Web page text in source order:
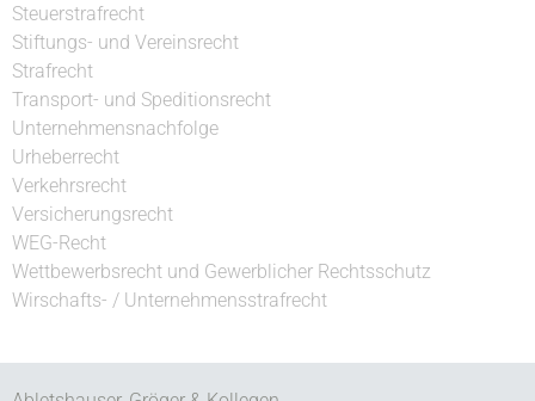
Steuerstrafrecht
Stiftungs- und Vereinsrecht
Strafrecht
Transport- und Speditionsrecht
Unternehmensnachfolge
Urheberrecht
Verkehrsrecht
Versicherungsrecht
WEG-Recht
Wettbewerbsrecht und Gewerblicher Rechtsschutz
Wirschafts- / Unternehmensstrafrecht